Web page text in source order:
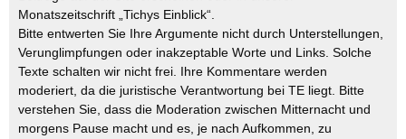
Monatszeitschrift „Tichys Einblick“.
Bitte entwerten Sie Ihre Argumente nicht durch Unterstellungen,
Verunglimpfungen oder inakzeptable Worte und Links. Solche
Texte schalten wir nicht frei. Ihre Kommentare werden
moderiert, da die juristische Verantwortung bei TE liegt. Bitte
verstehen Sie, dass die Moderation zwischen Mitternacht und
morgens Pause macht und es, je nach Aufkommen, zu